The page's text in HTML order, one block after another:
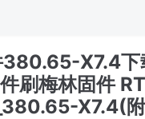
380.65-X7.4下
刷梅林固件
X7.4(